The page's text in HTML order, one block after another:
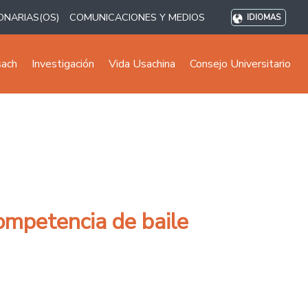
COMUNICACIONES Y MEDIOS IDIOMAS
Investigación Vida Usachina Consejo Universitario
de baile